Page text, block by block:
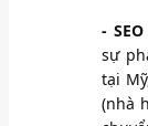
-
sự
tại
(nhà